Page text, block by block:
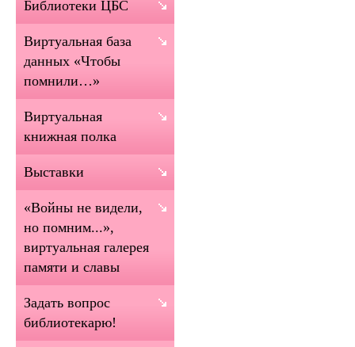
Библиотеки ЦБС
Виртуальная база
данных «Чтобы
помнили…»
Виртуальная
книжная полка
Выставки
«Войны не видели,
но помним...»,
виртуальная галерея
памяти и славы
Задать вопрос
библиотекарю!